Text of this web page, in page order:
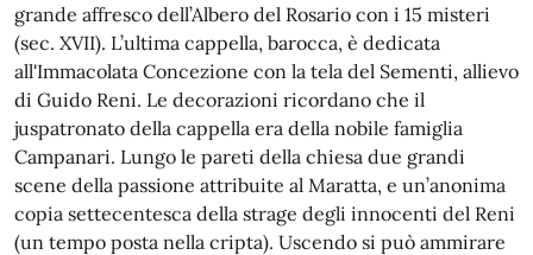
grande affresco dell’Albero del Rosario con i 15 misteri
(sec. XVII). L’ultima cappella, barocca, è dedicata
all'Immacolata Concezione con la tela del Sementi, allievo
di Guido Reni. Le decorazioni ricordano che il
juspatronato della cappella era della nobile famiglia
Campanari. Lungo le pareti della chiesa due grandi
scene della passione attribuite al Maratta, e un’anonima
copia settecentesca della strage degli innocenti del Reni
(un tempo posta nella cripta). Uscendo si può ammirare